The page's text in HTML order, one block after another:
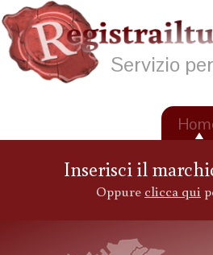
Servizio
Inserisci il
Oppure clicca qui